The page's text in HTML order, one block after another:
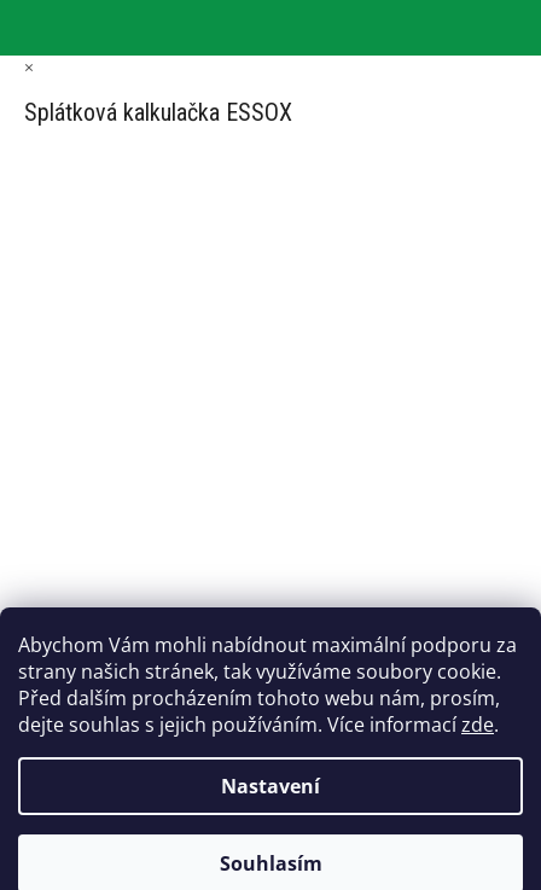
Abychom Vám mohli nabídnout maximální podporu za
strany našich stránek, tak využíváme soubory cookie.
Před dalším procházením tohoto webu nám, prosím,
dejte souhlas s jejich používáním. Více informacízde.
Nastavení
Souhlasím
×
Splátková kalkulačka ESSOX